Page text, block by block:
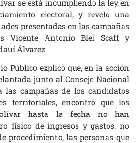
se está incumpliendo la ley en
electoral, y reveló una
presentadas en las campañas
Vicente Antonio Blel Scaff y
Álvarez.
Público explicó que, en la acción
junto al Consejo Nacional
las campañas de los candidatos
territoriales, encontró que los
hasta la fecha no han
físico de ingresos y gastos, no
procedimiento, las personas que